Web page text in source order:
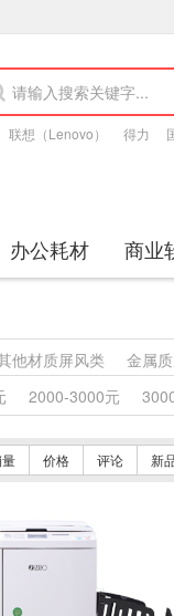
联想（Lenovo） 得力
办公耗材 商业
他材质屏风类
金属
属质柜类 保险柜
等类似材料沙发类
木
竹制、藤制等材料椅
类 塑料台、桌类
钢塑床类
钢木床类
特殊照相机
其他视频会议系统设
2000-3000元
价格 评论 新